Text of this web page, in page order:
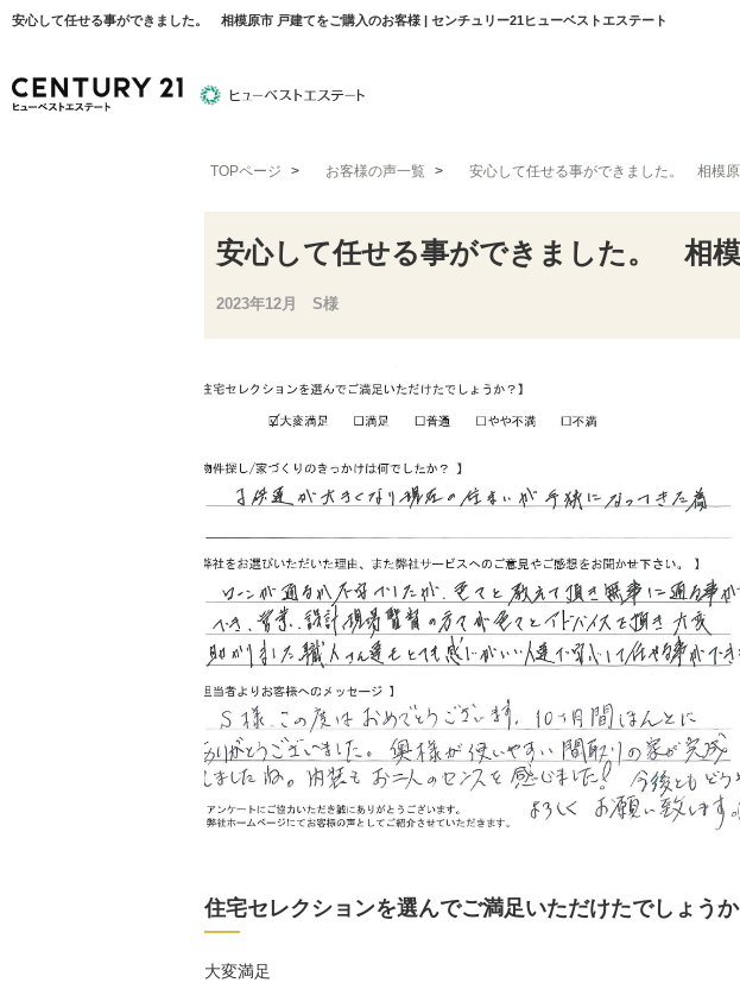
安心して任せる事ができました。 相模原市 戸建てをご購入のお客様 | センチュリー21ヒューベストエステート
物件検索 平塚エリア 小田原エリア 新築一戸建
住宅ローンについて 住宅ローン実績 住宅ローン裏話
注文住
会社概要 お知らせ お
TOPページ > お客様の声一覧 > 安心して任せる事ができました。 相模
安心して任せる事ができました。 相
2023年12月 S様
住宅セレクションを選んでご満足いただけたでしょうか
大変満足